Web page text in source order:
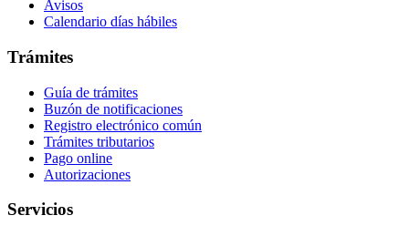
Avisos
Calendario días hábiles
Trámites
Guía de trámites
Buzón de notificaciones
Registro electrónico común
Trámites tributarios
Pago online
Autorizaciones
Servicios